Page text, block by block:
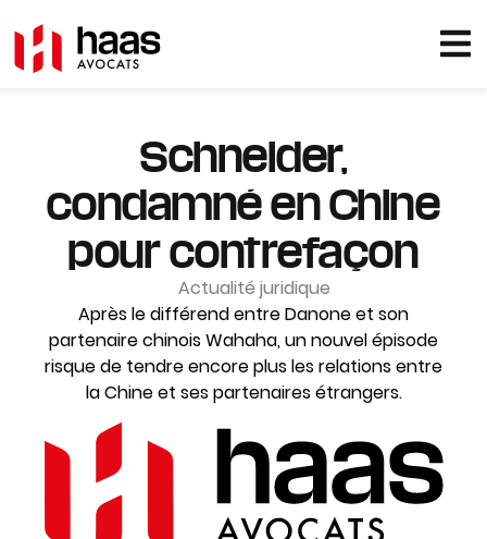
Schneider,
condamné en Chine
pour contrefaçon
Actualité juridique
Après le différend entre Danone et son
partenaire chinois Wahaha, un nouvel épisode
risque de tendre encore plus les relations entre
la Chine et ses partenaires étrangers.